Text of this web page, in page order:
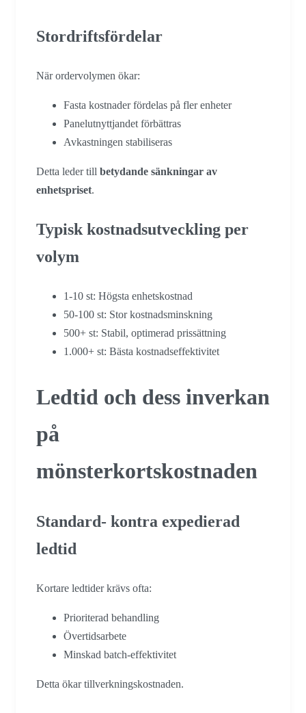
Stordriftsfördelar
När ordervolymen ökar:
Fasta kostnader fördelas på fler enheter
Panelutnyttjandet förbättras
Avkastningen stabiliseras
Detta leder till betydande sänkningar av
enhetspriset.
Typisk kostnadsutveckling per
volym
1-10 st: Högsta enhetskostnad
50-100 st: Stor kostnadsminskning
500+ st: Stabil, optimerad prissättning
1.000+ st: Bästa kostnadseffektivitet
Ledtid och dess inverkan
på
mönsterkortskostnaden
Standard- kontra expedierad
ledtid
Kortare ledtider krävs ofta:
Prioriterad behandling
Övertidsarbete
Minskad batch-effektivitet
Detta ökar tillverkningskostnaden.